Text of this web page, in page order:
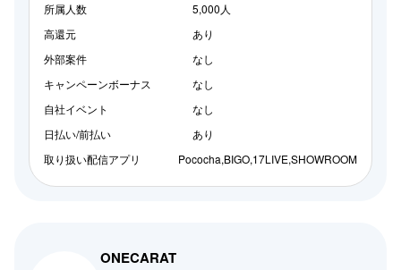
所属人数
5,000人
高還元
あり
外部案件
なし
キャンペーンボーナス
なし
自社イベント
なし
日払い/前払い
あり
取り扱い配信アプリ
Pococha,BIGO,17LIVE,SHOWROOM
ONECARAT